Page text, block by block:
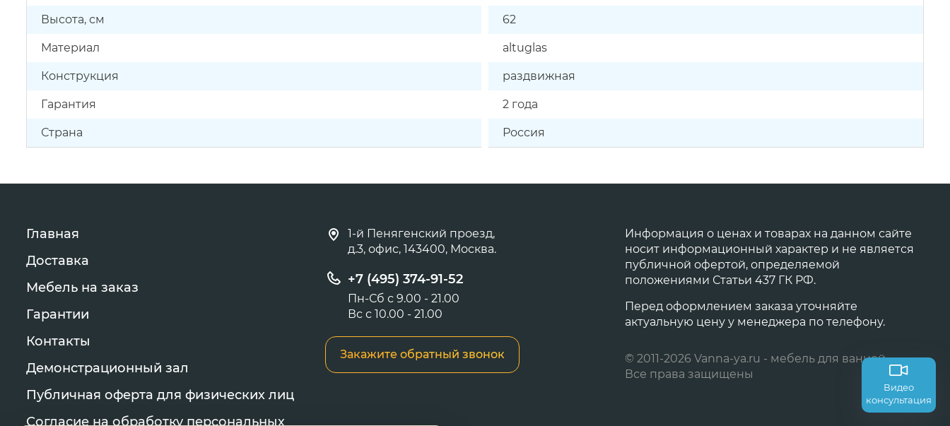
Высота, см 62
Материал altuglas
Конструкция раздвижная
Гарантия 2 года
Страна Россия
Видео
консультация
Главная
Доставка
Мебель на заказ
Гарантии
Контакты
Демонстрационный зал
Публичная оферта для физических лиц
Согласие на обработку персональных
1-й Пенягенский проезд,
д.3, офис, 143400, Москва.
+7 (495) 374-91-52
Пн-Сб с 9.00 - 21.00
Вс с 10.00 - 21.00
Закажите обратный звонок
Информация о ценах и товарах на данном сайте
носит информационный характер и не является
публичной офертой, определяемой
положениями Статьи 437 ГК РФ.
Перед оформлением заказа уточняйте
актуальную цену у менеджера по телефону.
© 2011-2026 Vanna-ya.ru - мебель для ванной
Все права защищены